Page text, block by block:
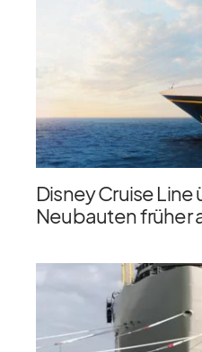
Disney Cruise
Neubauten früher